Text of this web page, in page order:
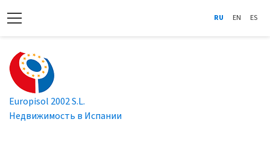
RU EN ES
Europisol 2002 S.L.
Недвижимость в Испании